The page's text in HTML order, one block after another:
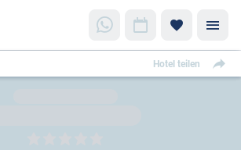
Hotel teilen